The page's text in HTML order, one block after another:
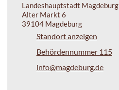
Landeshauptstadt Magdeburg
Alter Markt 6
39104 Magdeburg
Standort anzeigen
Behördennummer 115
info@magdeburg.de